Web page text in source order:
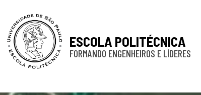
ESCOLA POLITÉCNICA
FORMANDO ENGENHEIROS E LÍDERES